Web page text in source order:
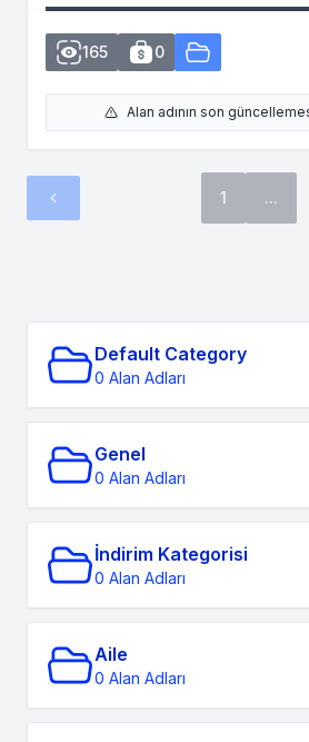
165 0
Alan adının son
1 ...
Default Category
0 Alan Adları
Genel
0 Alan Adları
İndirim Kategorisi
0 Alan Adları
Aile
0 Alan Adları